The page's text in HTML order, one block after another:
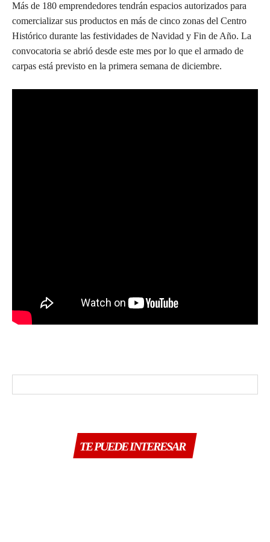
Más de 180 emprendedores tendrán espacios autorizados para
comercializar sus productos en más de cinco zonas del Centro
Histórico durante las festividades de Navidad y Fin de Año. La
convocatoria se abrió desde este mes por lo que el armado de
carpas está previsto en la primera semana de diciembre.
TE PUEDE INTERESAR